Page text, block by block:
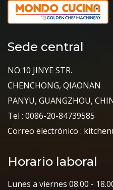
Sede central
NO.10 JINYE STR.
CHENCHONG, QIAONAN
PANYU, GUANGZHOU,
Tel : 0086-20-84739585
Correo electrónico :
Horario laboral
Lunes a viernes 08.00 -